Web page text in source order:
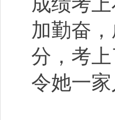
加勤奋
分，考
令她一家